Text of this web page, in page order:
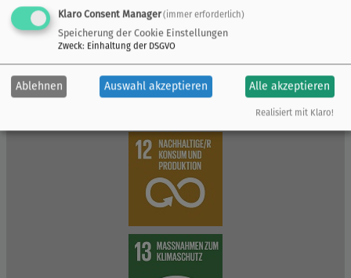
Klaro Consent Manager(immer erforderlich)
Speicherung der Cookie Einstellungen
Zweck: Einhaltung der DSGVO
Ablehnen Auswahl akzeptieren Alle akzeptieren
Realisiert mit Klaro!